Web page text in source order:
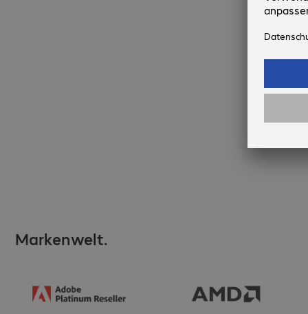
Markenwelt.